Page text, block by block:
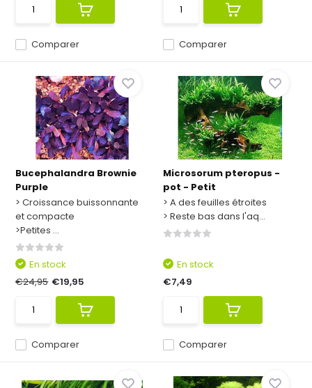
Comparer Comparer
Bucephalandra Brownie
Purple
> Croissance buissonnante
et compacte
>Petites ...
Comparer
En stock
€24,95 €19,95
Microsorum pteropus -
pot - Petit
> A des feuilles étroites
> Reste bas dans l'aq...
Comparer
En stock
€7,49